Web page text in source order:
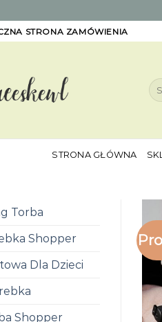
STRONA ZAMÓWIENIA
STRONA GŁÓWNA
Torba
Shopper
Dla Dzieci
Shopper